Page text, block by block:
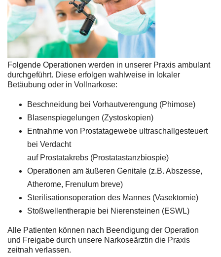
Folgende Operationen werden in unserer Praxis ambulant
durchgeführt. Diese erfolgen wahlweise in lokaler
Betäubung oder in Vollnarkose:
Beschneidung bei Vorhautverengung (Phimose)
Blasenspiegelungen (Zystoskopien)
Entnahme von Prostatagewebe ultraschallgesteuert
bei Verdacht
auf Prostatakrebs (Prostatastanzbiospie)
Operationen am äußeren Genitale (z.B. Abszesse,
Atherome, Frenulum breve)
Sterilisationsoperation des Mannes (Vasektomie)
Stoßwellentherapie bei Nierensteinen (ESWL)
Alle Patienten können nach Beendigung der Operation
und Freigabe durch unsere Narkoseärztin die Praxis
zeitnah verlassen.